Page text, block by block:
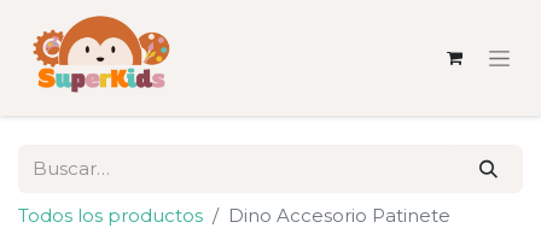
Todos los productos Dino Accesorio Patinete